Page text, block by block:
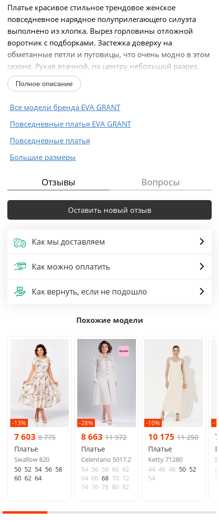
Платье красивое стильное трендовое женское
повседневное нарядное полуприлегающего силуэта
выполнено из хлопка. Вырез горловины отложной
воротник с подборками. Застежка доверху на
обметанные петли и пуговицы, что очень модно в этом
сезоне. Рукав втачной, по центру небольшой разрез.
Платье...
Полное описание
Все модели бренда EVA GRANT
Повседневные платья EVA GRANT
Повседневные платья
Большие размеры
Отзывы Вопросы
Оставить новый отзыв
Как мы доставляем
Как можно оплатить
Как вернуть, если не подошло
Похожие модели
-13%
7 603 8 775
Платье
Swallow 820
50 52 54 56 58
60 62 64
-28%
8 663 11 972
Платье
Celentano 5017.2
54 56 58 60 62
64 66 68 70 72
74 76 78 80 82
-10%
10 175 11 250
Платье
Ketty 71280
44 46 48 50 52
54
-